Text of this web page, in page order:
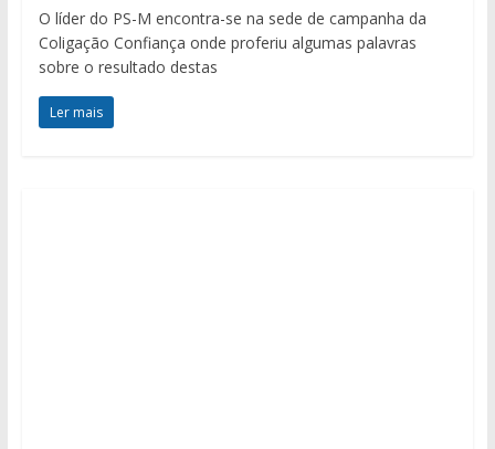
O líder do PS-M encontra-se na sede de campanha da
Coligação Confiança onde proferiu algumas palavras
sobre o resultado destas
Ler mais